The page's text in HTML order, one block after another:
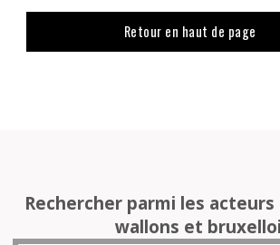
Retour en haut de page
Rechercher parmi les
wallons et